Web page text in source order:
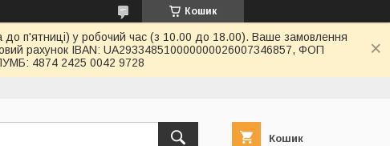
Кошик
до п'ятниці) у робочий час (з 10.00 до 18.00). Ваше замовлення
рахунок IBAN: UA293348510000000026007346857, ФОП
4874 2425 0042 9728
Кошик